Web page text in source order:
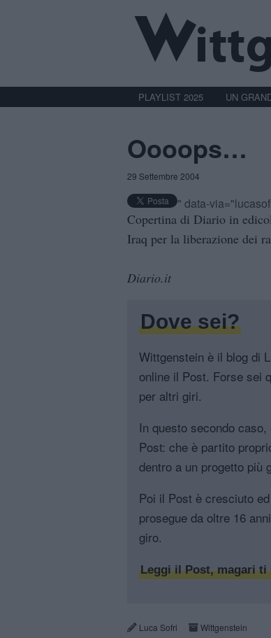
PLAYLIST 2025 UN
Oooops…
29 Settembre 2004
" data-
Copertina di Diario in
Iraq per la liberazione dei
Diario.it
Dove sei?
Wittgenstein è il blog di
online il Post. Forse sei
per altri giri.
In questo secondo
Post: che è partito
dentro a un progetto più
Poi il Post è cresciuto
prosegue da oltre 16
giro.
Leggi il Post, magari ti
Luca Sofri Wittgenstein